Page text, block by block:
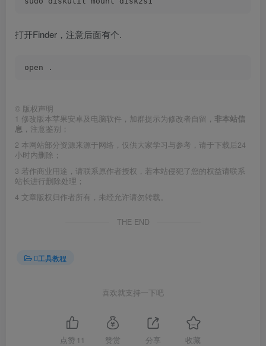
打开Finder，注意后面有个.
open .
© 版权声明
1 修改版本苹果安卓及电脑软件，加群提示为修改者自留， 非本站信
息 ，注意鉴别；
2 本网站部分资源来源于网络，仅供大家学习与参考，请于下载后24
小时内删除；
3 若作商业用途，请联系原作者授权，若本站侵犯了您的权益请联系
站长进行删除处理；
4 文章版权归作者所有，未经允许请勿转载。
THE END
工具教程
喜欢就支持一下吧
点赞 11 赞赏 分享 收藏